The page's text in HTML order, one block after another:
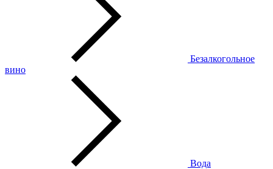
Безалкогольное
вино
Вода